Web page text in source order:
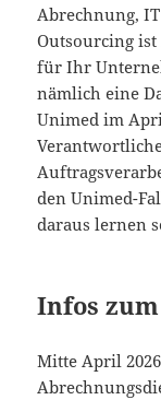
Abrechnung,
Outsourcing
für Ihr
nämlich eine
Unimed im
den Unimed-
daraus lernen
Infos
Mitte April